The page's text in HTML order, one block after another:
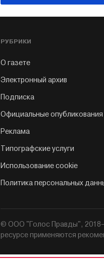
РУБРИКИ
О газете
Электронный архив
Подписка
Официальные опубликования
Реклама
Типографские услуги
Использование cookie
Политика персональных
© ООО "Голос Правды",
ресурсе применяются